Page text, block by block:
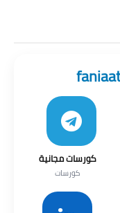
كورسات مجانية
كورسات